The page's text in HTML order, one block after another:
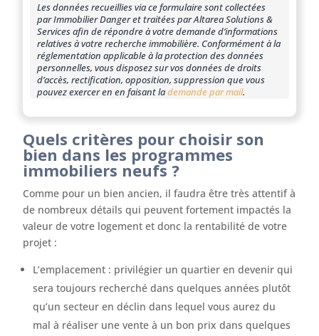
Les données recueillies via ce formulaire sont collectées
par Immobilier Danger et traitées par Altarea Solutions &
Services afin de répondre à votre demande d’informations
relatives à votre recherche immobilière. Conformément à la
réglementation applicable à la protection des données
personnelles, vous disposez sur vos données de droits
d’accès, rectification, opposition, suppression que vous
pouvez exercer en en faisant lademande par mail.
Quels critères pour choisir son
bien dans les programmes
immobiliers neufs ?
Comme pour un bien ancien, il faudra être très attentif à
de nombreux détails qui peuvent fortement impactés la
valeur de votre logement et donc la rentabilité de votre
projet :
L’emplacement : privilégier un quartier en devenir qui
sera toujours recherché dans quelques années plutôt
qu’un secteur en déclin dans lequel vous aurez du
mal à réaliser une vente à un bon prix dans quelques